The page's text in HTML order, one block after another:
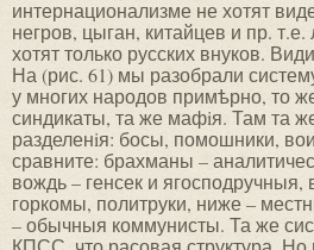
интернационализме не хотят
негров, цыган, китайцев и пр.
хотят только русских внуков.
На (рис. 61) мы разобрали
у многих народов примѣрно, то
синдикаты, та же мафiя. Там та
разделенiя: босы, помошники,
сравните: брахманы –
вождь – генсек и
горкомы, политруки, ниже –
– обычныя коммунисты. Та же